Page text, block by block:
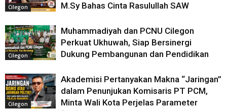
Cilegon
M.Sy Bahas Cinta Rasulullah SAW
Cilegon
Muhammadiyah dan PCNU Cilegon
Perkuat Ukhuwah, Siap Bersinergi
Dukung Pembangunan dan Pendidikan
Cilegon
Akademisi Pertanyakan Makna “Jaringan”
dalam Penunjukan Komisaris PT PCM,
Minta Wali Kota Perjelas Parameter